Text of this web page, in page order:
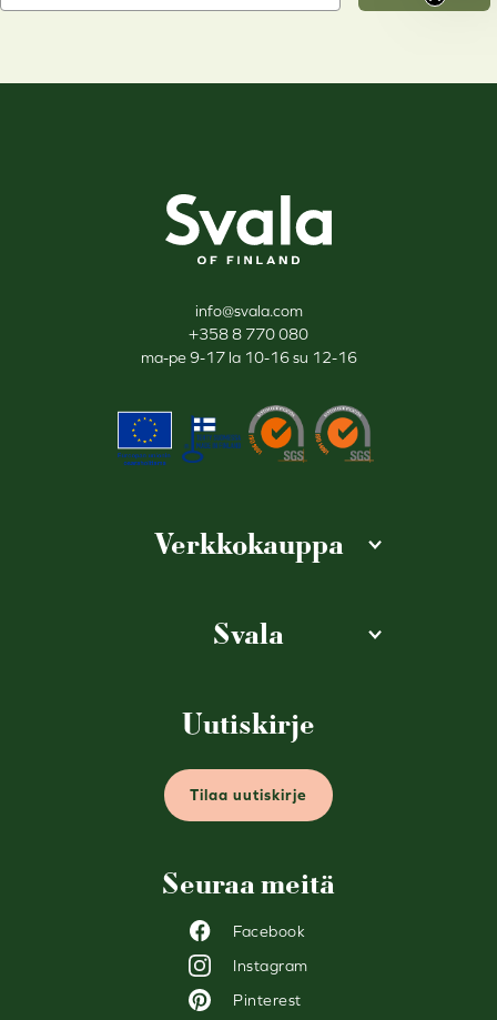
info@svala.com
+358 8 770 080
ma-pe 9-17 la 10-16 su 12-16
Verkkokauppa
Svala
Seuraa meitä
Facebook
Instagram
Pinterest
Uutiskirje
Tilaa uutiskirje